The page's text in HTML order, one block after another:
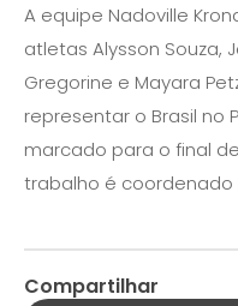
A equipe Nadoville
atletas Alysson Souza,
Gregorine e Mayara
representar o Brasil no
marcado para o final
trabalho é coordenado
Compartilhar